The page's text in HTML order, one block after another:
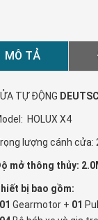
MÔ TẢ
TỰ ĐỘNG
HOLUX X4
lượng cánh cửa:
mở thông thủy:
bị bao gồm:
01 Gearmotor + 01